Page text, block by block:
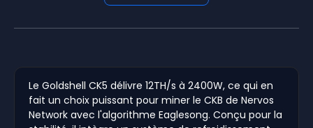
Le Goldshell CK5 délivre 12TH/s à 2400W, ce qui en
fait un choix puissant pour miner le CKB de Nervos
Network avec l'algorithme Eaglesong. Conçu pour la